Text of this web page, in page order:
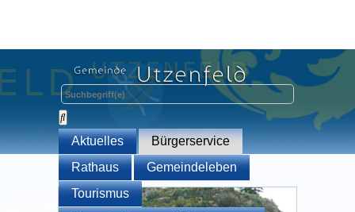
Aktuelles
Bürgerservice
Rathaus
Gemeindeleben
Tourismus